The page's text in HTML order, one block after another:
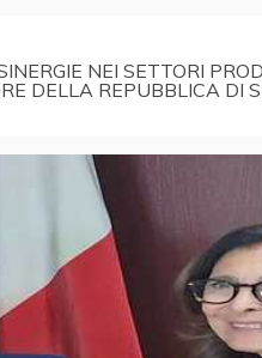
NEI SETTORI
DELLA REPUBBLICA DI